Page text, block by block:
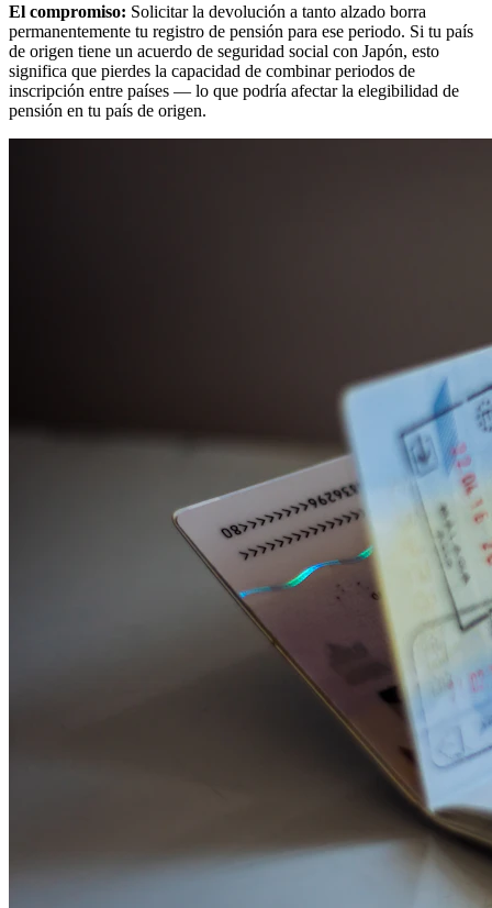
El compromiso: Solicitar la devolución a tanto alzado borra
permanentemente tu registro de pensión para ese periodo. Si tu país
de origen tiene un acuerdo de seguridad social con Japón, esto
significa que pierdes la capacidad de combinar periodos de
inscripción entre países — lo que podría afectar la elegibilidad de
pensión en tu país de origen.